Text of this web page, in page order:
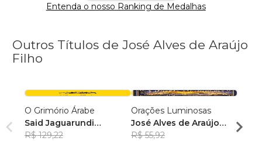
Entenda o nosso Ranking de Medalhas
Outros Títulos de José Alves de Araújo
Filho
O Grimório Árabe
Said Jaguarundi
Mourisco
R$ 129,22
Orações Luminosas
José Alves de Araújo
Filho
R$ 55,92
José
Filho
R$